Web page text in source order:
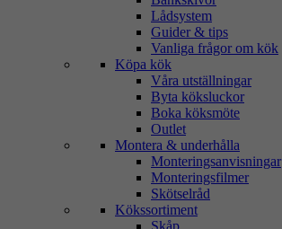
Lådsystem
Guider & tips
Vanliga frågor om kök
Köpa kök
Våra utställningar
Byta köksluckor
Boka köksmöte
Outlet
Montera & underhålla
Monteringsanvisningar
Monteringsfilmer
Skötselråd
Kökssortiment
Skåp